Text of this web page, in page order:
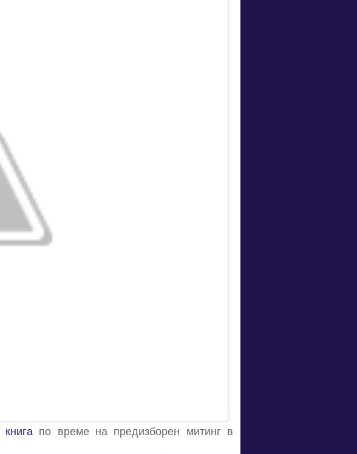
книга по време на предизборен митинг в